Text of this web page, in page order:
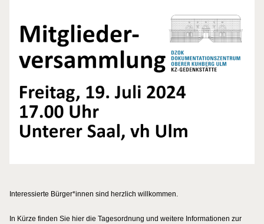
Interessierte Bürger*innen sind herzlich willkommen.
In Kürze finden Sie hier die Tagesordnung und weitere Informationen zur